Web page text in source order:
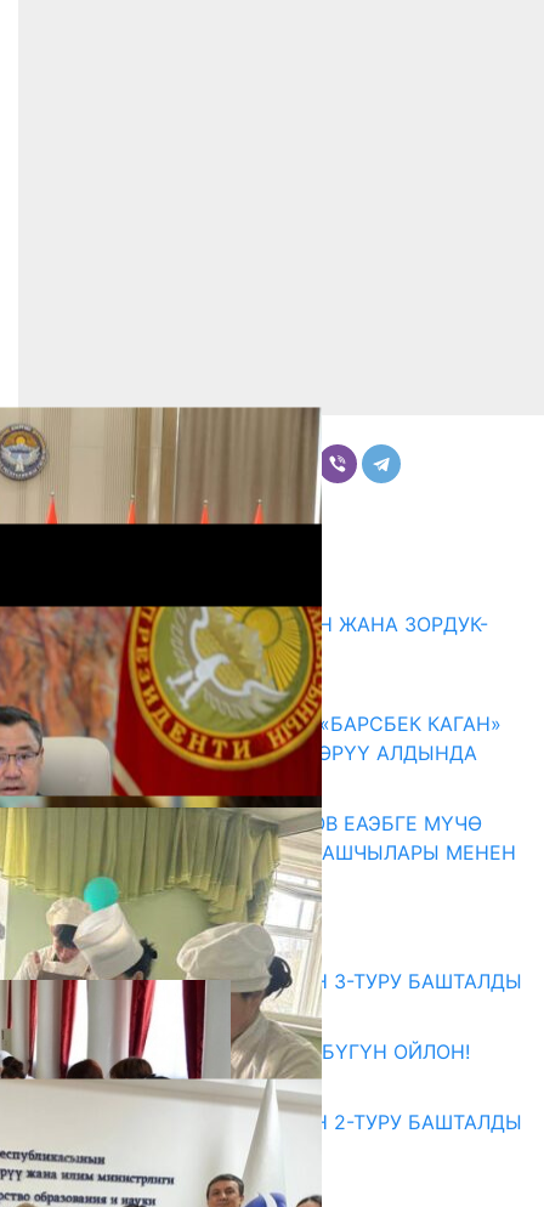
Комментарийлер
ГЕНДЕРДИК БАСМЫРЛООДОН ЖАНА ЗОРДУК-
ЗОМБУЛУКТАН КОРГОО
07.08.2026
КЫРГЫЗ ТАРЫХЫ ТАСМАДА: «БАРСБЕК КАГАН»
КӨРКӨМ ТАСМАСЫ ЖАРЫК КӨРҮҮ АЛДЫНДА
07.08.2026
ПРЕЗИДЕНТ САДЫР ЖАПАРОВ ЕАЭБГЕ МҮЧӨ
МАМЛЕКЕТТЕРДИН ӨКМӨТ БАШЧЫЛАРЫ МЕНЕН
ЖОЛУГУШТУ
07.08.2026
Абитуриент
ЖОЖДОРГО КАБЫЛ АЛУУНУН 3-ТУРУ БАШТАЛДЫ
27.07.2026
ӨЗҮҢДҮН КЕЛЕЧЕГИҢ ҮЧҮН БҮГҮН ОЙЛОН!
20.07.2026
ЖОЖДОРГО КАБЫЛ АЛУУНУН 2-ТУРУ БАШТАЛДЫ
20.07.2026
Медиа